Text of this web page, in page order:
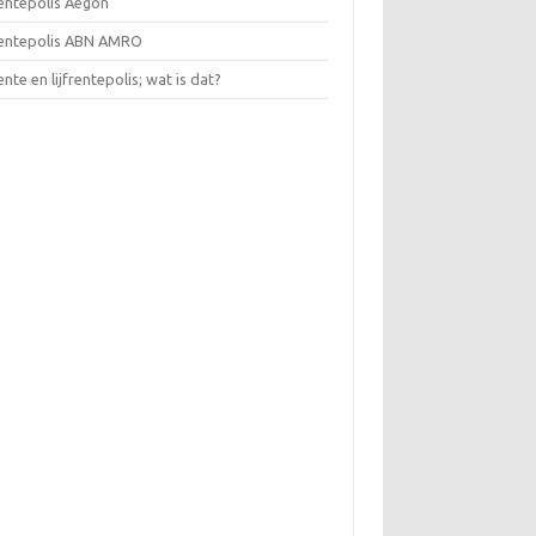
ABN AMRO
en lijfrentepolis; wat is dat?